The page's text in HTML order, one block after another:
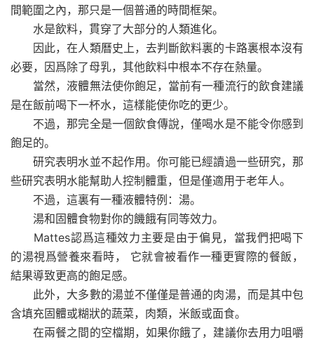
間範圍之內，那只是一個普通的時間框架。
水是飲料，貫穿了大部分的人類進化。
因此，在人類曆史上，去判斷飲料裏的卡路裏根本沒有
必要，因爲除了母乳，其他飲料中根本不存在熱量。
當然，液體無法使你飽足，當前有一種流行的飲食建議
是在飯前喝下一杯水，這樣能使你吃的更少。
不過，那完全是一個飲食傳說，僅喝水是不能令你感到
飽足的。
研究表明水並不起作用。你可能已經讀過一些研究，那
些研究表明水能幫助人控制體重，但是僅適用于老年人。
不過，這裏有一種液體特例：湯。
湯和固體食物對你的饑餓有同等效力。
Mattes認爲這種效力主要是由于偏見，當我們把喝下
的湯視爲營養來看時， 它就會被看作一種更實際的餐飯，
結果導致更高的飽足感。
此外，大多數的湯並不僅僅是普通的肉湯，而是其中包
含填充固體或糊狀的蔬菜，肉類，米飯或面食。
在兩餐之間的空檔期，如果你餓了，建議你去用力咀嚼